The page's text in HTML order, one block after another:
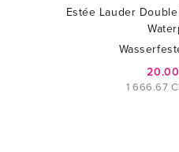
Estée Lauder
1 666.67